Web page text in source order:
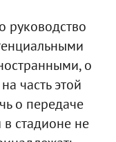
руководство
о
часть этой
о передаче
стадионе не